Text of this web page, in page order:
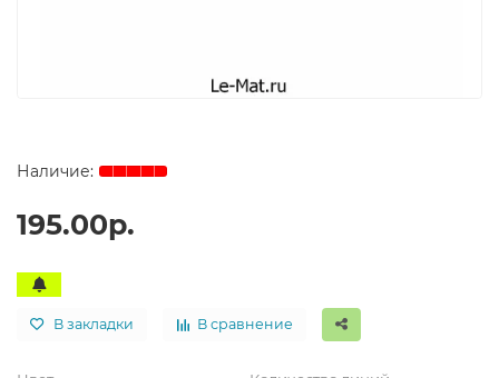
195.00р.
В закладки В сравнение